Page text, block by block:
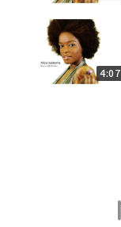
4:07